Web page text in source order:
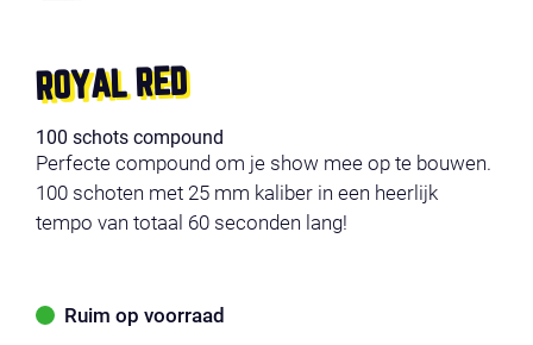
ROYAL RED
100 schots compound
Perfecte compound om je show mee op te bouwen.
100 schoten met 25 mm kaliber in een heerlijk
tempo van totaal 60 seconden lang!
Ruim op voorraad